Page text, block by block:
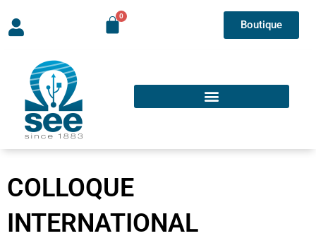
Boutique
COLLOQUE
INTERNATIONAL